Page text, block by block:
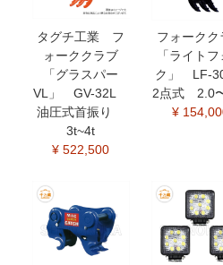
タグチ工業 フ
ォーククラブ
「グラスパー
VL」 GV-32L
油圧式首振り
3t~4t
¥ 522,500
フォークク
「ライト
ク」 LF-
2点式 2.0
¥